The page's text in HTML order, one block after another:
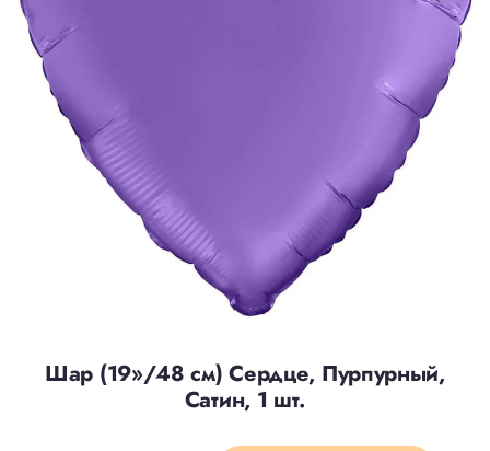
Доставка
О нас
Политика конфиденциальности
Шар (19»/48 см) Сердце, Пурпурный,
Сатин, 1 шт.